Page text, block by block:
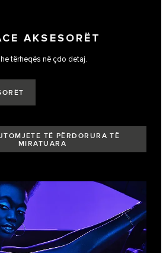
AKSESORËT
tërheqës në çdo detaj.
TË PËRDORURA TË
MIRATUARA